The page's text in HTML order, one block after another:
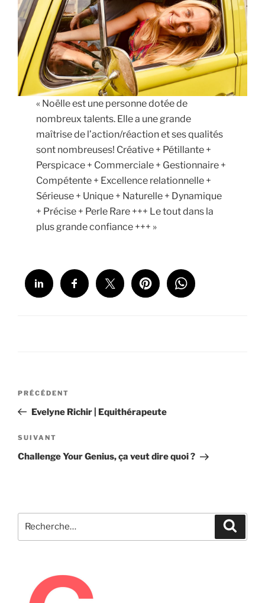
« Noëlle est une personne dotée de
nombreux talents. Elle a une grande
maîtrise de l’action/réaction et ses qualités
sont nombreuses! Créative + Pétillante +
Perspicace + Commerciale + Gestionnaire +
Compétente + Excellence relationnelle +
Sérieuse + Unique + Naturelle + Dynamique
+ Précise + Perle Rare +++ Le tout dans la
plus grande confiance +++ »
Navigation
l’article
Article
précédent
PRÉCÉDENT
Evelyne Richir | Equithérapeute
Article
suivant
SUIVANT
Challenge Your Genius, ça veut dire quoi ?
pour